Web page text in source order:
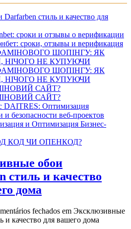
стиль и качество для
сроки и отзывы о верификации
сроки, отзывы и верификация
ШОПІНГУ: ЯК
НІЧОГО НЕ КУПУЮЧИ
ШОПІНГУ: ЯК
НІЧОГО НЕ КУПУЮЧИ
САЙТ?
САЙТ?
с DAITRES: Оптимизация
и безопасности веб-проектов
и Оптимизация Бизнес-
КОД ЧИ ОПЕНКОД?
обои
стиль и качество
дома
fechados em Эксклюзивные
и качество для вашего дома